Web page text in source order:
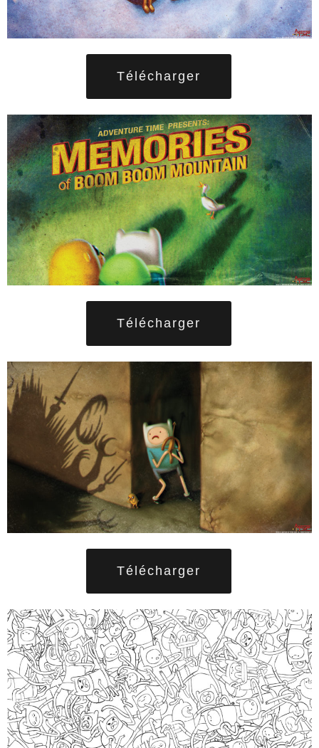
Télécharger
Télécharger
Télécharger